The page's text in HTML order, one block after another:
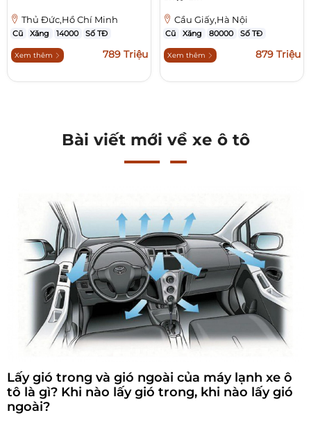
Thủ Đức,Hồ Chí Minh
Cũ Xăng 14000 Số TĐ
Xem thêm 789 Triệu
Cầu Giấy,Hà Nội
Cũ Xăng 80000 Số TĐ
Xem thêm 879 Triệu
Bài viết mới về xe ô tô
Lấy gió trong và gió ngoài của máy lạnh xe ô
tô là gì? Khi nào lấy gió trong, khi nào lấy gió
ngoài?